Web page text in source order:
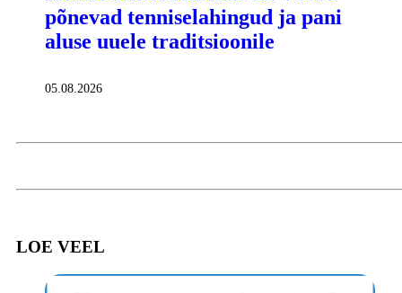
põnevad tenniselahingud ja pani
aluse uuele traditsioonile
05.08.2026
LOE VEEL